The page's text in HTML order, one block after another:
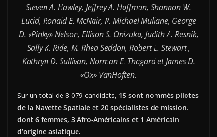
Steven A. Hawley, Jeffrey A. Hoffman, Shannon W.
Lucid, Ronald E. McNair, R. Michael Mullane, George
D. «Pinky» Nelson, Ellison S. Onizuka, Judith A. Resnik,
Sally K. Ride, M. Rhea Seddon, Robert L. Stewart ,
Kathryn D. Sullivan, Norman E. Thagard et James D.
«Ox» VanHoften.
Sur un total de 8 079 candidats, 15 sont nommés pilotes
de la Navette Spatiale et 20 spécialistes de mission,
dont 6 femmes, 3 Afro-Américains et 1 Américain
d’origine asiatique.